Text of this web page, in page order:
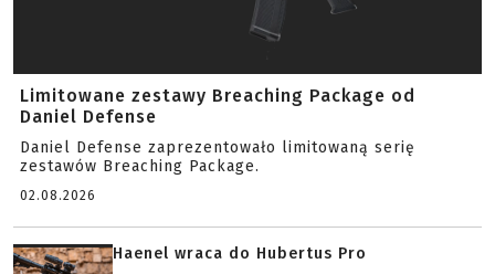
Limitowane zestawy Breaching Package od
Daniel Defense
Daniel Defense zaprezentowało limitowaną serię
zestawów Breaching Package.
02.08.2026
Haenel wraca do Hubertus Pro